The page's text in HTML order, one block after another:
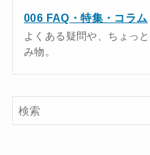
006 FAQ・特集・コラム
よくある疑問や、ちょっ
み物。